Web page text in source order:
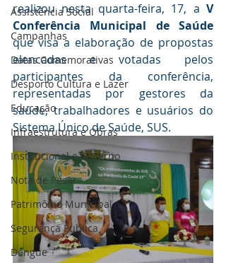
Assistência Social
Campanhas
Datas Comemorativas
Desporto Cultura e Lazer
Educação
Infraestrutura e Obras
Institucional e Governo
Nota de Pesar
Patrimônio Municipal
Segurança Publica
Dengue
realizou nesta quarta-feira, 17, a V
Conferência Municipal de Saúde
que visa a elaboração de propostas
elencadas e votadas pelos
participantes da conferência,
representadas por gestores da
saúde, trabalhadores e usuários do
Sistema Único de Saúde, SUS.